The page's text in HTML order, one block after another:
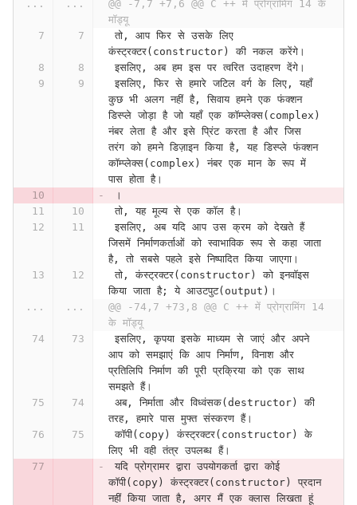
... ...
@@ -7,7 +7,6 @@ C ++ में प्रोग्रामिंग 14 के
मॉड्यू
तो, आप फिर से उसके लिए
कंस्ट्रक्टर(constructor) की नकल करेंगे।
इसलिए, अब हम इस पर त्वरित उदाहरण देंगे।
इसलिए, फिर से हमारे जटिल वर्ग के लिए, यहाँ
कुछ भी अलग नहीं है, सिवाय हमने एक फंक्शन
डिस्प्ले जोड़ा है जो यहाँ एक कॉम्प्लेक्स(complex)
नंबर लेता है और इसे प्रिंट करता है और जिस
तरंग को हमने डिज़ाइन किया है, यह डिस्प्ले फंक्शन
कॉम्प्लेक्स(complex) नंबर एक मान के रूप में
पास होता है।
।
तो, यह मूल्य से एक कॉल है।
इसलिए, अब यदि आप उस क्रम को देखते हैं
जिसमें निर्माणकर्ताओं को स्वाभाविक रूप से कहा जाता
है, तो सबसे पहले इसे निष्पादित किया जाएगा।
तो, कंस्ट्रक्टर(constructor) को इनवॉइस
किया जाता है; ये आउटपुट(output)।
...
...
@@ -74,7 +73,8 @@ C ++ में प्रोग्रामिंग 14
के मॉड्यू
इसलिए, कृपया इसके माध्यम से जाएं और अपने
आप को समझाएं कि आप निर्माण, विनाश और
प्रतिलिपि निर्माण की पूरी प्रक्रिया को एक साथ
समझते हैं।
तरह, हमारे पास मुफ्त संस्करण हैं।
कॉपी(copy) कंस्ट्रक्टर(constructor) के
लिए भी वही तंत्र उपलब्ध हैं।
यदि प्रोग्रामर द्वारा उपयोगकर्ता द्वारा कोई
कॉपी(copy) कंस्ट्रक्टर(constructor) प्रदान
नहीं किया जाता है, अगर मैं एक क्लास लिखता हूं